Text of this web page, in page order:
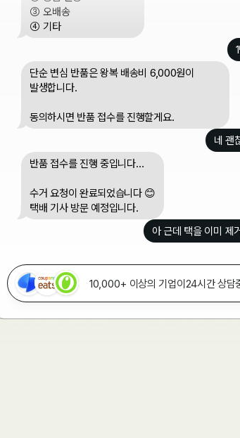
단순 변심 반품은 왕복 배송비 6,000원이
발생합니다.
동의하시면 반품 접수를 진행할게요.
반품 접수를 진행 중입니다…
택배 기사 방문 예정입니다.
상품 상태 확인이 필요한 상황입니다.
반품 가능 여부 판단을 위해 상담사 연결을
도와드릴게요. 잠시만 기다려 주세요.
10,000+ 이상의 기업이24시간 상담